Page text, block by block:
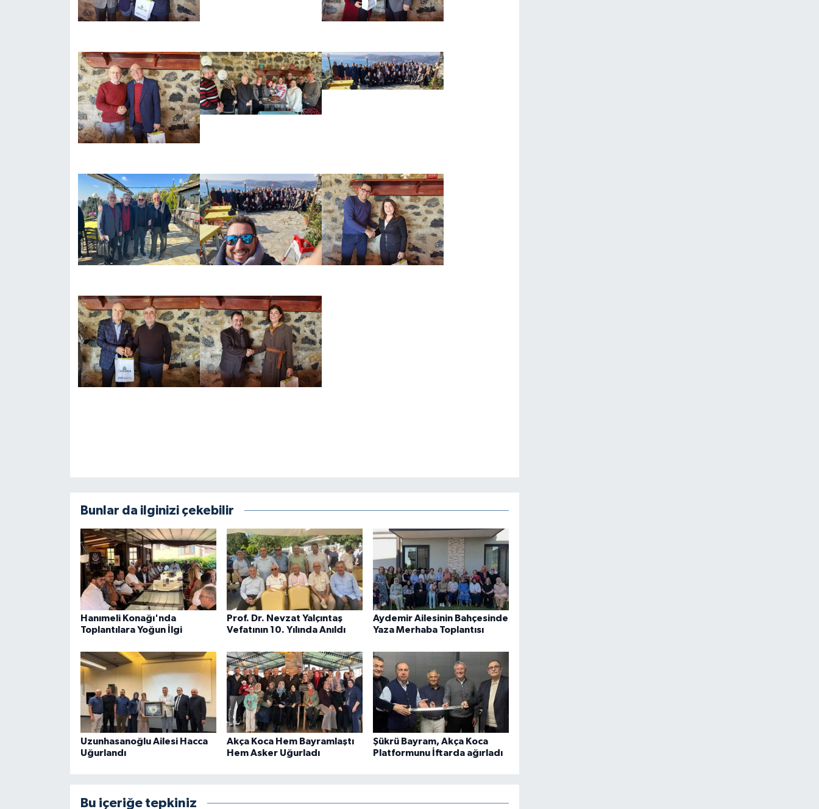
Bunlar da ilginizi çekebilir
Hanımeli Konağı'nda
Toplantılara Yoğun İlgi
Prof. Dr. Nevzat Yalçıntaş
Vefatının 10. Yılında Anıldı
Aydemir Ailesinin Bahçesinde
Yaza Merhaba Toplantısı
Uzunhasanoğlu Ailesi Hacca
Uğurlandı
Akça Koca Hem Bayramlaştı
Hem Asker Uğurladı
Şükrü Bayram, Akça Koca
Platformunu İftarda ağırladı
Bu içeriğe tepkiniz